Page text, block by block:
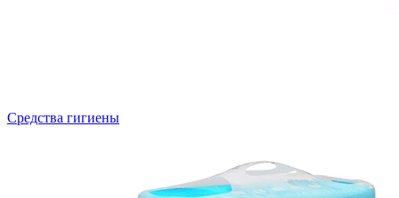
Средства гигиены